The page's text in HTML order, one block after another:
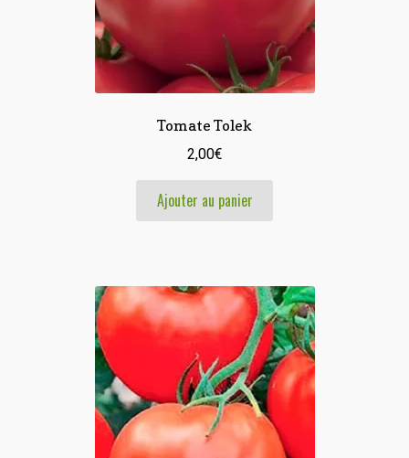
Tomate Tolek
2,00€
Ajouter au panier